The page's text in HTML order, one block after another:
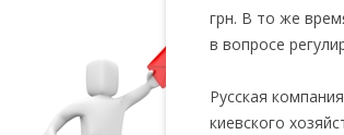
грн. В то же
в вопросе
Русская
киевского